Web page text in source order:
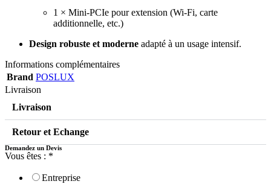
1 × Mini-PCIe pour extension (Wi-Fi, carte
additionnelle, etc.)
Design robuste et moderne adapté à un usage intensif.
Informations complémentaires
Brand POSLUX
Livraison
Livraison
Retour et Echange
Demandez un Devis
Vous êtes : *
Entreprise